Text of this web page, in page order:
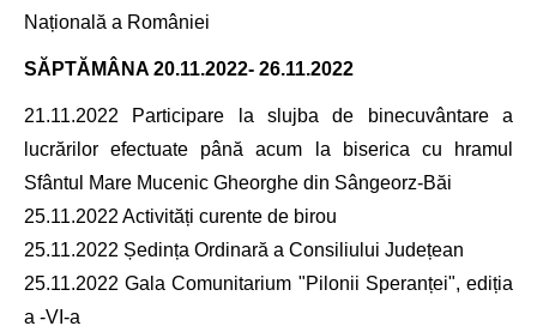
Națională a României
SĂPTĂMÂNA 20.11.2022- 26.11.2022
21.11.2022 Participare la slujba de binecuvântare a
lucrărilor efectuate până acum la biserica cu hramul
Sfântul Mare Mucenic Gheorghe din Sângeorz-Băi
25.11.2022 Activități curente de birou
25.11.2022 Ședința Ordinară a Consiliului Județean
25.11.2022 Gala Comunitarium "Pilonii Speranței", ediția
a -VI-a